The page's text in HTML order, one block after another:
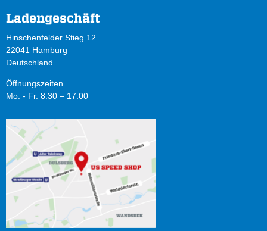
Ladengeschäft
Hinschenfelder Stieg 12
22041 Hamburg
Deutschland
Öffnungszeiten
Mo. - Fr. 8.30 – 17.00